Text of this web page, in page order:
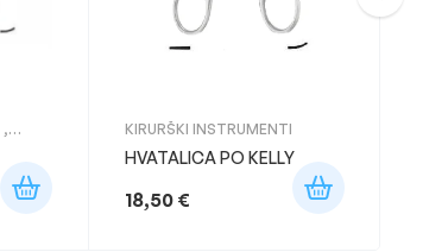
,
KIRURŠKI INSTRUMENTI
HVATALICA PO KELLY
18,50 €